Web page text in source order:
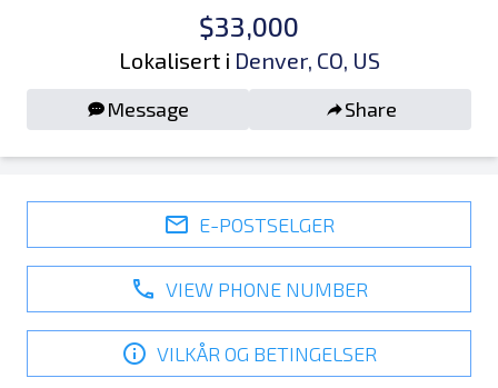
$33,000
Lokalisert i Denver, CO, US
Message Share
E-POSTSELGER
VIEW PHONE NUMBER
VILKÅR OG BETINGELSER